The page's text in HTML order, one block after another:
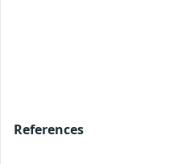
References